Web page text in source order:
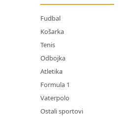
Fudbal
Košarka
Tenis
Odbojka
Atletika
Formula 1
Vaterpolo
Ostali sportovi